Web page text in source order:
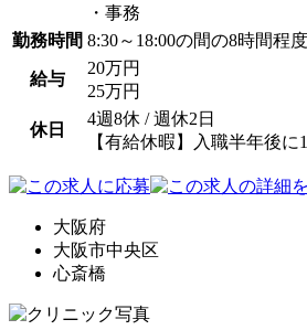
・事務
勤務時間 8:30～18:00の間の8時間程
給与
20万円
25万円
休日
4週8休 / 週休2日
【有給休暇】入職半年後
大阪府
大阪市中央区
心斎橋